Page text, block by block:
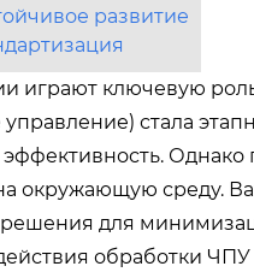
развитие
играют ключевую
стала
окружающую среду.
для
обработки